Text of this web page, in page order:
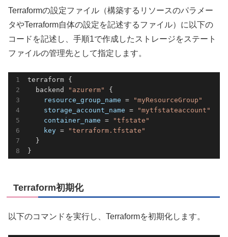
Terraformの設定ファイル（構築するリソースのパラメー
タやTerraform自体の設定を記述するファイル）に以下の
コードを記述し、手順1で作成したストレージをステート
ファイルの管理先として指定します。
terraform {
  backend
"azurerm"
{
resource_group_name =
"myResourceGroup"
storage_account_name =
"mytfstateaccount"
container_name =
"tfstate"
key =
"terraform.tfstate"
  }
}
Terraform初期化
以下のコマンドを実行し、Terraformを初期化します。